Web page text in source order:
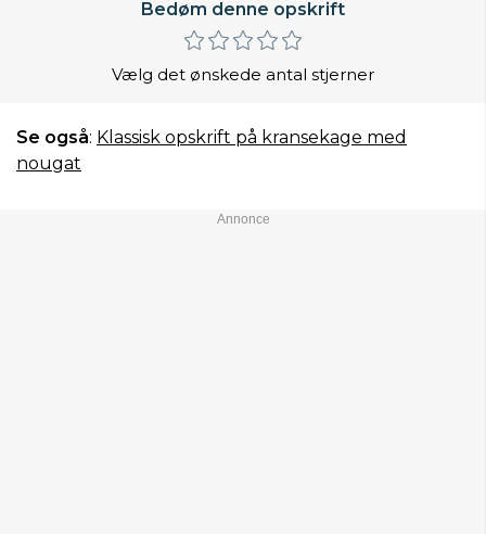
Bedøm denne opskrift
Vælg det ønskede antal stjerner
Se også: Klassisk opskrift på kransekage med
nougat